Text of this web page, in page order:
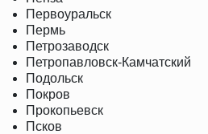
Первоуральск
Пермь
Петрозаводск
Петропавловск-Камчатский
Подольск
Покров
Прокопьевск
Псков